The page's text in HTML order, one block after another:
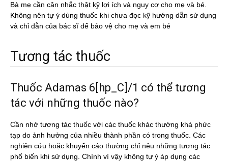
Bà mẹ cần cân nhắc thật kỹ lợi ích và nguy cơ cho mẹ và bé.
Không nên tự ý dùng thuốc khi chưa đọc kỹ hướng dẫn sử dụng
và chỉ dẫn của bác sĩ dể bảo vệ cho mẹ và em bé
Tương tác thuốc
Thuốc Adamas 6[hp_C]/1 có thể tương
tác với những thuốc nào?
Cần nhớ tương tác thuốc với các thuốc khác thường khá phức
tạp do ảnh hưởng của nhiều thành phần có trong thuốc. Các
nghiên cứu hoặc khuyến cáo thường chỉ nêu những tương tác
phổ biến khi sử dụng. Chính vì vậy không tự ý áp dụng các